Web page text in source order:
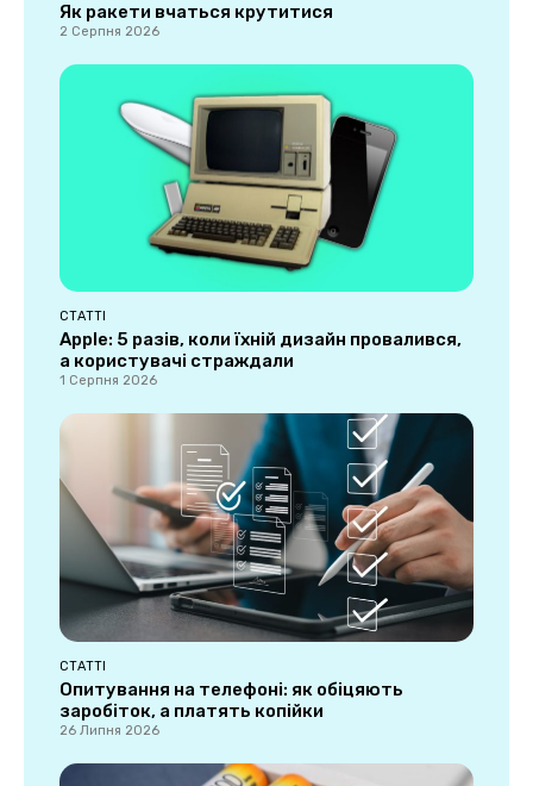
Як ракети вчаться крутитися
2 Серпня 2026
СТАТТІ
Apple: 5 разів, коли їхній дизайн провалився,
а користувачі страждали
1 Серпня 2026
СТАТТІ
Опитування на телефоні: як обіцяють
заробіток, а платять копійки
26 Липня 2026